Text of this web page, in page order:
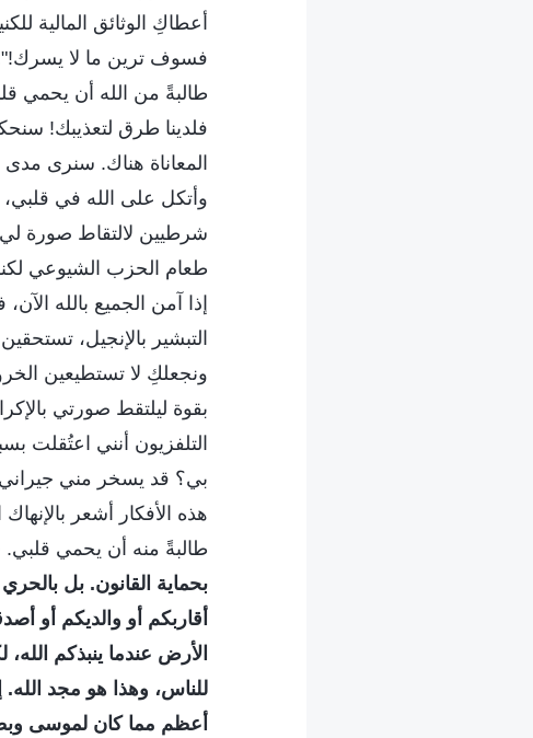
أعطاكِ الوثائق المالية
فسوف ترين ما لا يسرك!".
طالبةً من الله أن يحمي
فلدينا طرق لتعذيبك!
المعاناة هناك. سنرى
وأتكل على الله في قلبي،
شرطيين لالتقاط صورة
طعام الحزب الشيوعي
إذا آمن الجميع بالله
التبشير بالإنجيل،
ونجعلكِ لا تستطيعين
بقوة ليلتقط صورتي
التلفزيون أنني اعتُقلت
بي؟ قد يسخر مني
هذه الأفكار أشعر
طالبةً منه أن يحمي
بحماية القانون. بل بالحري
أقاربكم أو والديكم أو
الأرض عندما ينبذكم
للناس، وهذا هو مجد الله.
أعظم مما كان لموسى